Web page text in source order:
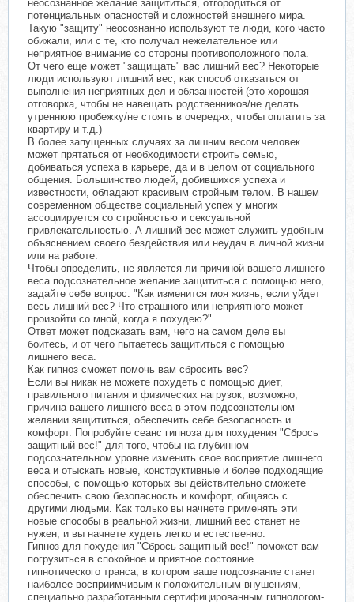
неосознанное желание защититься, отгородиться от
потенциальных опасностей и сложностей внешнего мира.
Такую "защиту" неосознанно используют те люди, кого часто
обижали, или с те, кто получал нежелательное или
неприятное внимание со стороны противоположного пола.
От чего еще может "защищать" вас лишний вес? Некоторые
люди используют лишний вес, как способ отказаться от
выполнения неприятных дел и обязанностей (это хорошая
отговорка, чтобы не навещать родственников/не делать
утреннюю пробежку/не стоять в очередях, чтобы оплатить за
квартиру и т.д.)
В более запущенных случаях за лишним весом человек
может прятаться от необходимости строить семью,
добиваться успеха в карьере, да и в целом от социального
общения. Большинство людей, добившихся успеха и
известности, обладают красивым стройным телом. В нашем
современном обществе социальный успех у многих
ассоциируется со стройностью и сексуальной
привлекательностью. А лишний вес может служить удобным
объяснением своего бездействия или неудач в личной жизни
или на работе.
Чтобы определить, не является ли причиной вашего лишнего
веса подсознательное желание защититься с помощью него,
задайте себе вопрос: "Как изменится моя жизнь, если уйдет
весь лишний вес? Что страшного или неприятного может
произойти со мной, когда я похудею?"
Ответ может подсказать вам, чего на самом деле вы
боитесь, и от чего пытаетесь защититься с помощью
лишнего веса.
Как гипноз сможет помочь вам сбросить вес?
Если вы никак не можете похудеть с помощью диет,
правильного питания и физических нагрузок, возможно,
причина вашего лишнего веса в этом подсознательном
желании защититься, обеспечить себе безопасность и
комфорт. Попробуйте сеанс гипноза для похудения "Сбрось
защитный вес!" для того, чтобы на глубинном
подсознательном уровне изменить свое восприятие лишнего
веса и отыскать новые, конструктивные и более подходящие
способы, с помощью которых вы действительно сможете
обеспечить свою безопасность и комфорт, общаясь с
другими людьми. Как только вы начнете применять эти
новые способы в реальной жизни, лишний вес станет не
нужен, и вы начнете худеть легко и естественно.
Гипноз для похудения "Сбрось защитный вес!" поможет вам
погрузиться в спокойное и приятное состояние
гипнотического транса, в котором ваше подсознание станет
наиболее восприимчивым к положительным внушениям,
специально разработанным сертифицированным гипнологом-